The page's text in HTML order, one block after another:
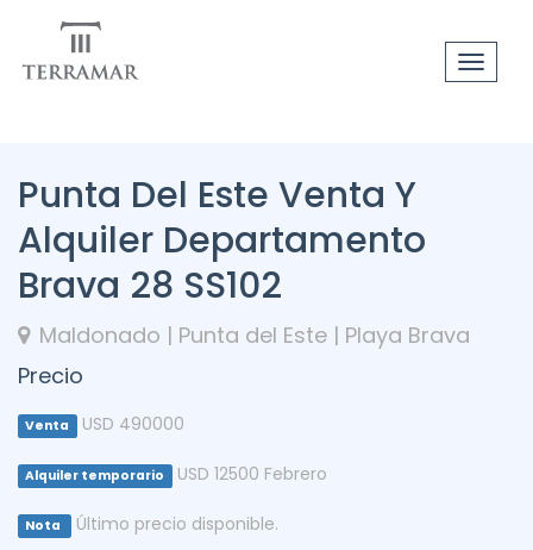
Toggle
Punta Del Este Venta Y
Alquiler Departamento
Brava 28 SS102
Maldonado | Punta del Este | Playa Brava
Precio
Venta USD 490000
Alquiler temporario USD 12500 Febrero
Nota Último precio disponible.